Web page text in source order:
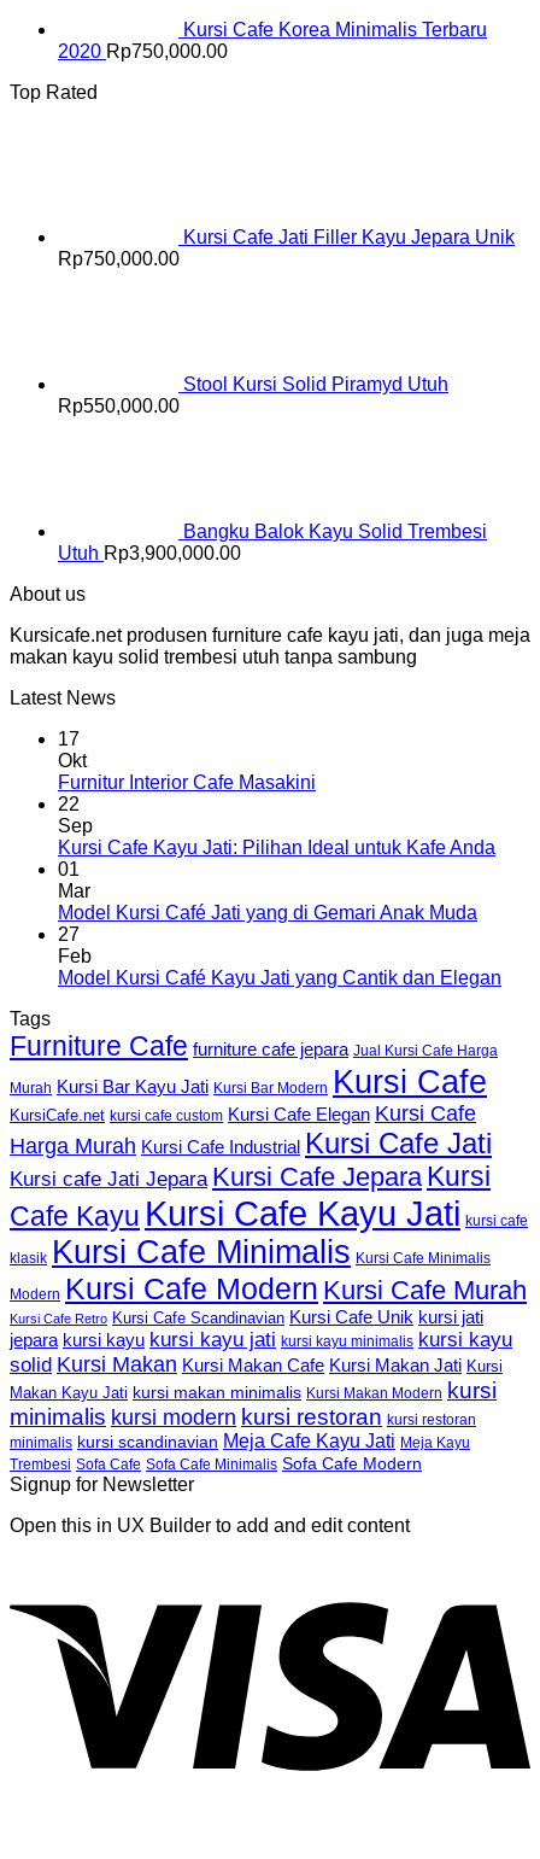
Kursi Cafe Korea Minimalis Terbaru
2020 Rp750,000.00
Top Rated
Kursi Cafe Jati Filler Kayu Jepara Unik
Rp750,000.00
Stool Kursi Solid Piramyd Utuh
Rp550,000.00
Bangku Balok Kayu Solid Trembesi
Utuh Rp3,900,000.00
About us
Kursicafe.net produsen furniture cafe kayu jati, dan juga meja
makan kayu solid trembesi utuh tanpa sambung
Latest News
17
Okt
Furnitur Interior Cafe Masakini
22
Sep
Kursi Cafe Kayu Jati: Pilihan Ideal untuk Kafe Anda
01
Mar
Model Kursi Café Jati yang di Gemari Anak Muda
27
Feb
Model Kursi Café Kayu Jati yang Cantik dan Elegan
Tags
Furniture Cafe furniture cafe jepara Jual Kursi Cafe Harga
Murah Kursi Bar Kayu Jati Kursi Bar Modern Kursi Cafe
KursiCafe.net kursi cafe custom Kursi Cafe Elegan Kursi Cafe
Harga Murah Kursi Cafe Industrial Kursi Cafe Jati
Kursi cafe Jati Jepara Kursi Cafe Jepara Kursi
Cafe Kayu Kursi Cafe Kayu Jati kursi cafe
klasik Kursi Cafe Minimalis Kursi Cafe Minimalis
Modern Kursi Cafe Modern Kursi Cafe Murah
Kursi Cafe Retro Kursi Cafe Scandinavian Kursi Cafe Unik kursi jati
jepara kursi kayu kursi kayu jati kursi kayu minimalis kursi kayu
solid Kursi Makan Kursi Makan Cafe Kursi Makan Jati Kursi
Makan Kayu Jati kursi makan minimalis Kursi Makan Modern
kursi
minimalis kursi modern kursi restoran kursi restoran
minimalis kursi scandinavian Meja Cafe Kayu Jati Meja Kayu
Trembesi Sofa Cafe Sofa Cafe Minimalis Sofa Cafe Modern
Signup for Newsletter
Open this in UX Builder to add and edit content